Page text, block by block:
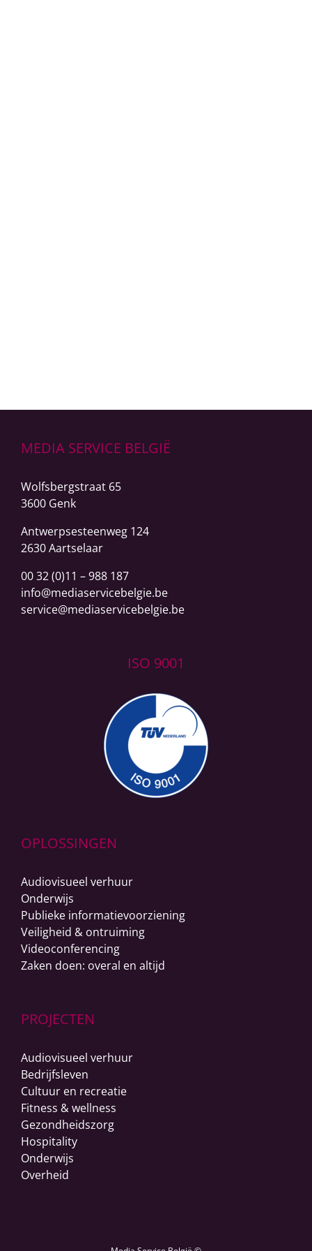
MEDIA SERVICE BELGIË
Wolfsbergstraat 65
3600 Genk
Antwerpsesteenweg 124
2630 Aartselaar
00 32 (0)11 – 988 187
info@mediaservicebelgie.be
service@mediaservicebelgie.be
ISO 9001
OPLOSSINGEN
Audiovisueel verhuur
Onderwijs
Publieke informatievoorziening
Veiligheid & ontruiming
Videoconferencing
Zaken doen: overal en altijd
PROJECTEN
Audiovisueel verhuur
Bedrijfsleven
Cultuur en recreatie
Fitness & wellness
Gezondheidszorg
Hospitality
Onderwijs
Overheid